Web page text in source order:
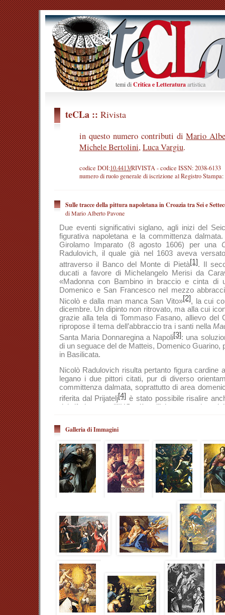
temi diCritica e Letteraturaartistica
teCLa :: Rivista
in questo numero contributi diMario
Michele Bertolini,Luca Vargiu.
codice DOI:10.4413/RIVISTA - codice ISSN: 2038-6133
numero di ruolo generale di iscrizione al Registro Stampa:
Sulle tracce della pittura napoletana in Croazia tra Sei e
di Mario Alberto Pavone
Due eventi significativi siglano, agli inizi del
figurativa napoletana e la committenza
Girolamo Imparato (8 agosto 1606) per una
Radulovich, il quale già nel 1603 aveva
attraverso il Banco del Monte di Pietà[1]. Il
ducati a favore di Michelangelo Merisi da
«Madonna con Bambino in braccio e cinta di
Domenico e San Francesco nel mezzo
Nicolò e dalla man manca San Vito»[2]
, la cui
dicembre. Un dipinto non ritrovato, ma alla cui
grazie alla tela di Tommaso Fasano, allievo del
ripropose il tema dell’abbraccio tra i santi nella
Santa Maria Donnaregina a Napoli[3]: una
di un seguace del de Matteis, Domenico Guarino,
in Basilicata.
Nicolò Radulovich risulta pertanto figura cardine
legano i due pittori citati, pur di diverso
committenza dalmata, soprattutto di area
riferita dal Prijatelj[4] è stato possibile risalire
dal riferimento all’IHS, già sull’altare maggiore
commissionata nel 1605 dal nobile Michele
costata mille zecchini. La tela non ci è
milizie di Napoleone e rimasta abbandonata nel
ritrovata. Quest’ultima commissione dovette
Radulovich, divenuto il principale riferimento,
protagonisti della pittura nell’area napoletana.
Nicolò, figlio di Francesco Radulovich ricco
trasferì agli inizi degli anni ottanta del
morte nel 1608. Da una lettera del
segretario di Vincenzo Gonzaga è emersa la
finanziarie, legate al possesso di tre navi e al
Nel 1604 il Radulovich acquistò il feudo di
marchese. A tale data risale l’inserimento dello
dell’IHS propagandato già dal Quattrocento
particolare circostanza che vede un dipinto
Gesù, già sull’altare della chiesa
Caravaggio di una tela che allude alla
francescano (dopo la lunga
Immacolata) sembra consentire l’ipotesi di
Galleria di Immagini